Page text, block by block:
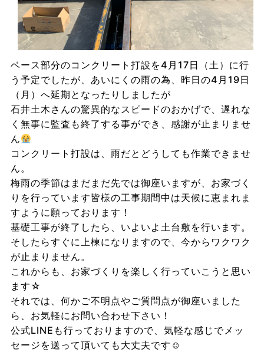
ベース部分のコンクリート打設を4月17日（土）に行
う予定でしたが、あいにくの雨の為、昨日の4月19日
（月）へ延期となったりしましたが
石井土木さんの驚異的なスピードのおかげで、遅れな
く無事に監査も終了する事ができ、感謝が止まりませ
ん
コンクリート打設は、雨だとどうしても作業できませ
ん。
梅雨の季節はまだまだ先では御座いますが、お家づく
りを行っています皆様の工事期間中は天候に恵まれま
すように願っております！
基礎工事が終了したら、いよいよ土台敷を行います。
そしたらすぐに上棟になりますので、今からワクワク
が止まりません。
これからも、お家づくりを楽しく行っていこうと思い
ます☆
それでは、何かご不明点やご質問点が御座いました
ら、お気軽にお問い合わせ下さい！
公式LINEも行っておりますので、気軽な感じでメッ
セージを送って頂いても大丈夫です☺